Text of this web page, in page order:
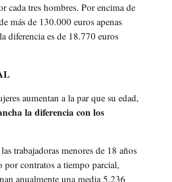
cada tres hombres. Por encima de
más de 130.000 euros apenas
diferencia es de 18.770 euros
aumentan a la par que su edad,
la diferencia con los
trabajadoras menores de 18 años
por contratos a tiempo parcial,
anualmente una media 5.236